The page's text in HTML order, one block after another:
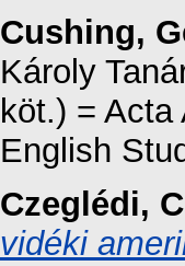
Cushing,
Károly
köt.) =
English
Czeglédi,
vidéki